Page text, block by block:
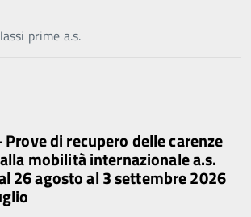
prime a.s.
Prove di recupero delle carenze
mobilità internazionale a.s.
26 agosto al 3 settembre 2026